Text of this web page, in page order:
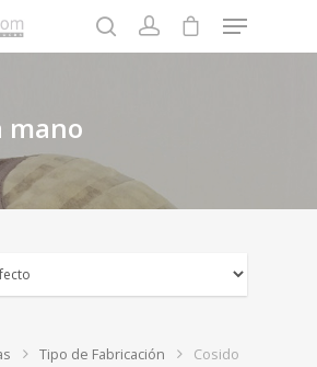
buscar o la tecla ESC para cerrar
mano
Tipo de Fabricación Cosido